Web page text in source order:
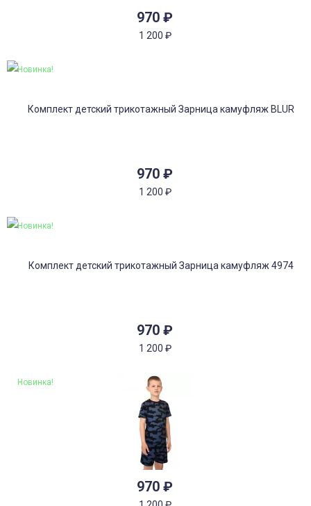
970 ₽
1 200 ₽
970 ₽
1 200 ₽
Новинка!
970 ₽
1 200 ₽
Новинка!
970 ₽
Новинка!